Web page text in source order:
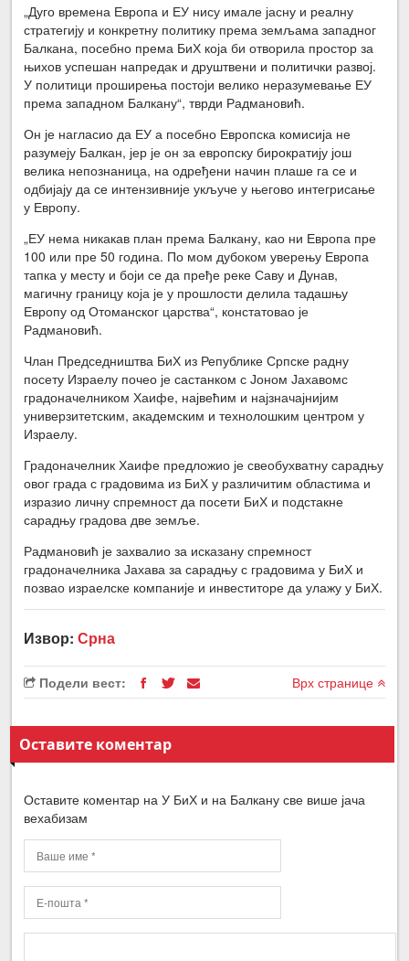
„Дуго времена Европа и ЕУ нису имале јасну и реалну
стратегију и конкретну политику према земљама западног
Балкана, посебно према БиХ која би отворила простор за
њихов успешан напредак и друштвени и политички развој.
У политици проширења постоји велико неразумевање ЕУ
према западном Балкану“, тврди Радмановић.
Он је нагласио да ЕУ а посебно Европска комисија не
разумеју Балкан, јер је он за европску бирократију још
велика непознаница, на одређени начин плаше га се и
одбијају да се интензивније укључе у његово интегрисање
у Европу.
„ЕУ нема никакав план према Балкану, као ни Европа пре
100 или пре 50 година. По мом дубоком уверењу Европа
тапка у месту и боји се да пређе реке Саву и Дунав,
магичну границу која је у прошлости делила тадашњу
Европу од Отоманског царства“, констатовао је
Радмановић.
Члан Председништва БиХ из Републике Српске радну
посету Израелу почео је састанком с Јоном Јахавомс
градоначелником Хаифе, највећим и најзначајнијим
универзитетским, академским и технолошким центром у
Израелу.
Градоначелник Хаифе предложио је свеобухватну сарадњу
овог града с градовима из БиХ у различитим областима и
изразио личну спремност да посети БиХ и подстакне
сарадњу градова две земље.
Радмановић је захвалио за исказану спремност
градоначелника Јахава за сарадњу с градовима у БиХ и
позвао израелске компаније и инвеститоре да улажу у БиХ.
Извор:Срна
Подели вест: Врх странице
Оставите коментар
Оставите коментар на У БиХ и на Балкану све више јача
вехабизам